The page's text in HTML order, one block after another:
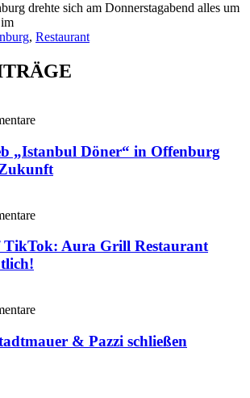
drehte sich am Donnerstagabend alles um
, Restaurant
„Istanbul Döner“ in Offenburg
Aura Grill Restaurant
& Pazzi schließen